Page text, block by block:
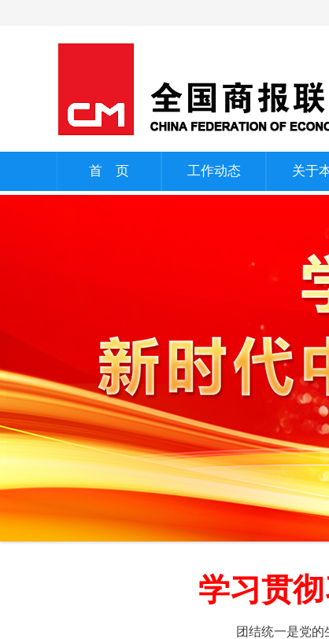
了不起的油橄榄叶：安修泽陇南溯源，解构1瓶精华背后的科学与信仰 2026-08-07
2026-08-07
2026-08-07
首 页 工作动态 关于
学习贯
团结统一是党的